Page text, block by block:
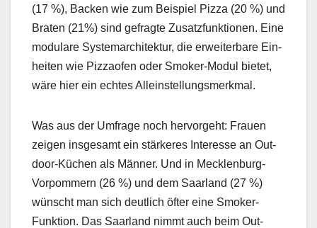
(17 %), Back­en wie zum Beispiel Piz­za (20 %) und
Brat­en (21%) sind gefragte Zusatz­funk­tio­nen. Eine
mod­u­lare Sys­temar­chitek­tur, die erweit­er­bare Ein­
heit­en wie Piz­za­ofen oder Smok­er-Mod­ul bietet,
wäre hier ein echt­es Alle­in­stel­lungsmerk­mal.
Was aus der Umfrage noch her­vorge­ht: Frauen
zeigen ins­ge­samt ein stärk­eres Inter­esse an Out­
door-Küchen als Män­ner. Und in Meck­len­burg-
Vor­pom­mern (26 %) und dem Saar­land (27 %)
wün­scht man sich deut­lich öfter eine Smok­er-
Funk­tion. Das Saar­land nimmt auch beim Out­